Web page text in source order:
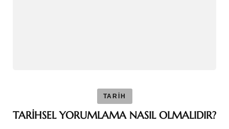
TARİH
TARİHSEL YORUMLAMA NASIL OLMALIDIR?